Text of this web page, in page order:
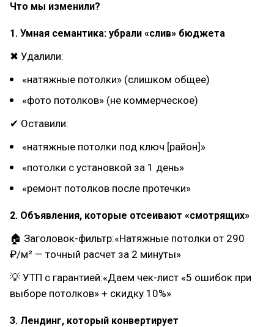
Что мы изменили?
1. Умная семантика: убрали «слив» бюджета
✖ Удалили:
«натяжные потолки» (слишком общее)
«фото потолков» (не коммерческое)
✔ Оставили:
«натяжные потолки под ключ [район]»
«потолки с установкой за 1 день»
«ремонт потолков после протечки»
2. Объявления, которые отсеивают «смотрящих»
🏠 Заголовок-фильтр:«Натяжные потолки от 290
₽/м² — точный расчет за 2 минуты»
💡 УТП с гарантией:«Даем чек-лист «5 ошибок при
выборе потолков» + скидку 10%»
3. Лендинг, который конвертирует